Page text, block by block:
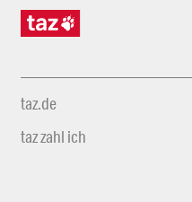
taz.de
taz zahl ich